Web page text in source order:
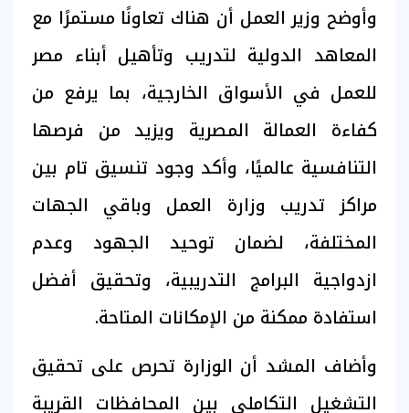
وأوضح وزير العمل أن هناك تعاونًا مستمرًا مع
المعاهد الدولية لتدريب وتأهيل أبناء مصر
للعمل في الأسواق الخارجية، بما يرفع من
كفاءة العمالة المصرية ويزيد من فرصها
التنافسية عالميًا، وأكد وجود تنسيق تام بين
مراكز تدريب وزارة العمل وباقي الجهات
المختلفة، لضمان توحيد الجهود وعدم
ازدواجية البرامج التدريبية، وتحقيق أفضل
استفادة ممكنة من الإمكانات المتاحة.
وأضاف المشد أن الوزارة تحرص على تحقيق
التشغيل التكاملي بين المحافظات القريبة